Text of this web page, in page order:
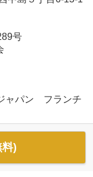
号
ャパン フランチ
)